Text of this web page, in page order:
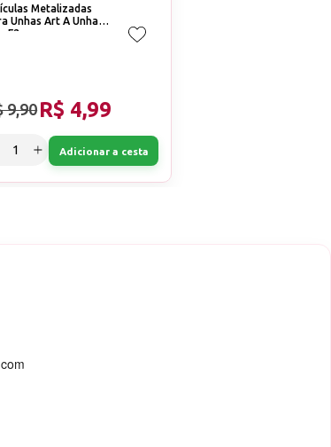
Metalizadas
Unhas Art A Unhas
F2
9,90R$ 4,99
Adicionar a cesta